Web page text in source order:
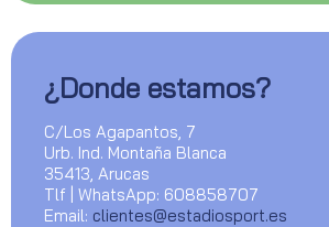
¿Donde estamos?
C/Los Agapantos, 7
Urb. Ind. Montaña Blanca
35413, Arucas
Tlf | WhatsApp: 608858707
Email: clientes@estadiosport.es